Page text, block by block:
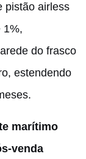
pistão airless
1%,
do frasco
estendendo
marítimo
venda